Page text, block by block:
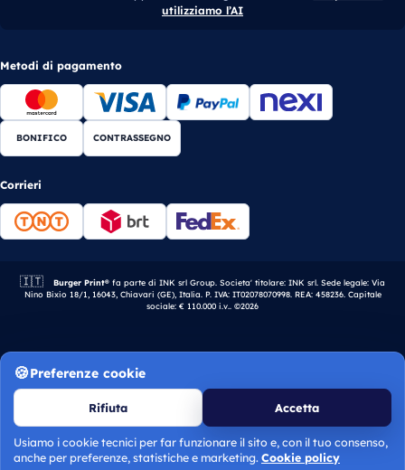
utilizziamo l’AI
Metodi di pagamento
BONIFICO CONTRASSEGNO
Corrieri
🇮🇹 Azienda italiana.
Burger Print® fa parte di INK srl Group. Societa' titolare: INK srl. Sede legale: Via
Nino Bixio 18/1, 16043, Chiavari (GE), Italia. P. IVA: IT02078070998. REA: 458236. Capitale
sociale: € 110.000 i.v.. ©2026
Preferenze cookie
Rifiuta Accetta
Usiamo i cookie tecnici per far funzionare il sito e, con il tuo consenso,
anche per preferenze, statistiche e marketing. Cookie policy
Calcola preventivo